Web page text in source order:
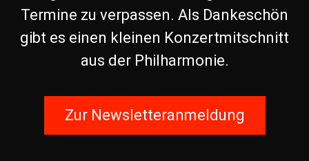
Termine zu verpassen. Als Dankeschön
gibt es einen kleinen Konzertmitschnitt
aus der Philharmonie.
Zur Newsletteranmeldung